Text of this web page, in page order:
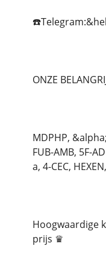
ONZE
MDPHP,
FUB-AMB, 5F-
a, 4-CEC,
Hoogwaardige
prijs ♛